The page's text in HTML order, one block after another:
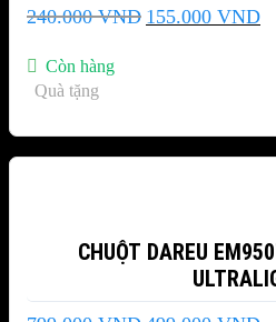
240.000VND Giá
155.000 VNDGiá
Còn hàng
Quà tặng
CHUỘT DAREU